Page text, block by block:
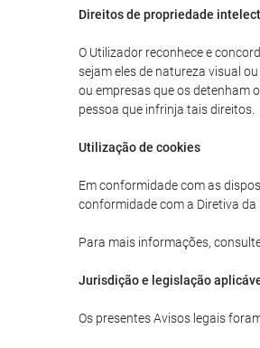
Direitos de propriedade
O Utilizador reconhece e
sejam eles de natureza visual
ou empresas que os detenham
pessoa que infrinja tais direitos.
Utilização de cookies
Em conformidade com as
conformidade com a Diretiva da
Para mais informações,
Jurisdição e legislação
Os presentes Avisos legais